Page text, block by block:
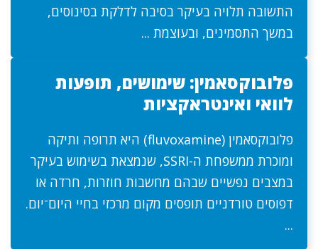
התשובה תלויה בעיקר בסיבה לדלקת בסינוסים,
במשך התסמינים, ובעוצמת ...
פלובוקסאמין: שימושים, תופעות
לוואי ואינטראקציות
פלובוקסאמין (fluvoxamine) היא תרופה ותיקה
ומוכרת ממשפחת ה-SSRI, שנמצאת בשימוש בעיקר
במצבים נפשיים שבהם מחשבות חוזרות, חרדה או
דפוסים טורדניים תופסים מקום מרכזי בחיי היום־יום.
...